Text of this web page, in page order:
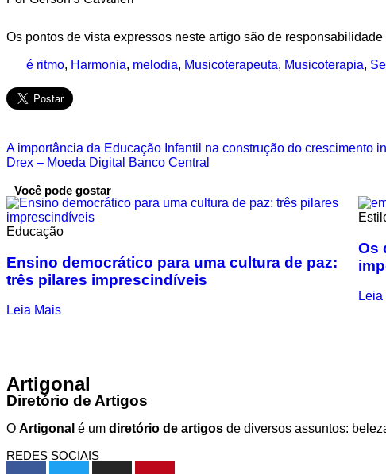
Os pontos de vista expressos neste artigo são de responsabilidade
é ritmo, Harmonia, melodia, Musicoterapeuta, Musicoterapia,
A importância da Educação Infantil na construção do crescimento
Drex – Moeda Digital Banco Central
Você pode gostar
Educação
Ensino democrático para uma cultura de paz:
três pilares imprescindíveis
Leia Mais
Os
Leia
Artigonal
Diretório de Artigos
O Artigonal é um diretório de artigos de diversos assuntos:
REDES SOCIAIS